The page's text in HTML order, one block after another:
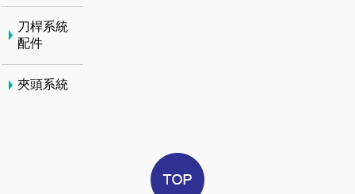
刀桿系統
配件
夾頭系統